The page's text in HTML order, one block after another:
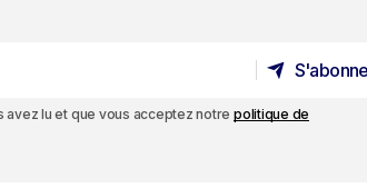
avez lu et que vous acceptez notrepolitique de